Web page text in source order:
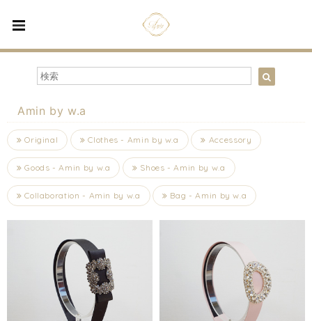
Amin by w.a
Original Clothes - Amin by w.a Accessory
Goods - Amin by w.a Shoes - Amin by w.a
Collaboration - Amin by w.a Bag - Amin by w.a